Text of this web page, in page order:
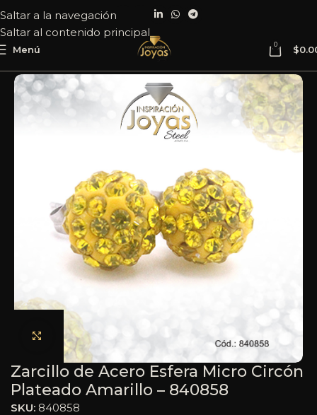
Saltar a la navegación
Saltar al contenido principal
Menú 0 $
Haga clic para ampliar
Zarcillo de Acero Esfera Micro Circón
Plateado Amarillo – 840858
SKU: 840858